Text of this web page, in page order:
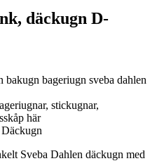
däckugn D-
Sveba Dahlen däckugn med